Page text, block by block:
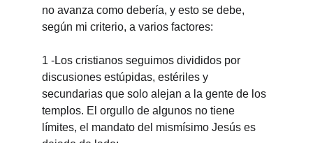
no avanza como debería, y esto se debe,
según mi criterio, a varios factores:
1 -Los cristianos seguimos divididos por
discusiones estúpidas, estériles y
secundarias que solo alejan a la gente de los
templos. El orgullo de algunos no tiene
límites, el mandato del mismísimo Jesús es